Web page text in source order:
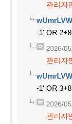
관리자
-1' OR
2026/
관리자
-1' OR
2026/
관리자